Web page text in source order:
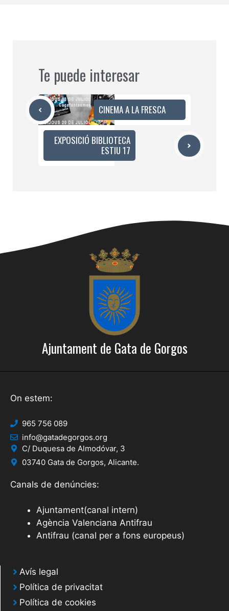
Te puede interesar
CINEMA A LA FRESCA
EXPOSICIÓ BIBLIOTECA
ESTIU 17
Ajuntament de Gata de Gorgos
On estem:
965 756 089
info@gatadegorgos.org
C/ Duquesa de Almodóvar, 3
03740 Gata de Gorgos, Alicante.
Canals de denúncies:
Ajuntament(canal intern)
Agència Valenciana Antifrau
Antifrau (canal per a fons europeus)
Avís legal
Política de privacitat
Política de cookies